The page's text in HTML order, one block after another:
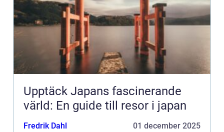
Upptäck Japans fascinerande
värld: En guide till resor i japan
Fredrik Dahl 01 december 2025